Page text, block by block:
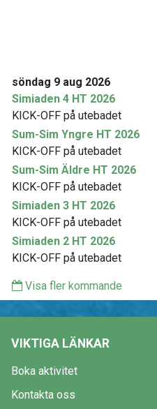
söndag 9 aug 2026
Simiaden 4 HT 2026
KICK-OFF på utebadet
Sum-Sim Yngre HT 2026
KICK-OFF på utebadet
Sum-Sim Äldre HT 2026
KICK-OFF på utebadet
Simiaden 3 HT 2026
KICK-OFF på utebadet
Simiaden 2 HT 2026
KICK-OFF på utebadet
Visa fler kommande
VIKTIGA LÄNKAR
Boka aktivitet
Kontakta oss